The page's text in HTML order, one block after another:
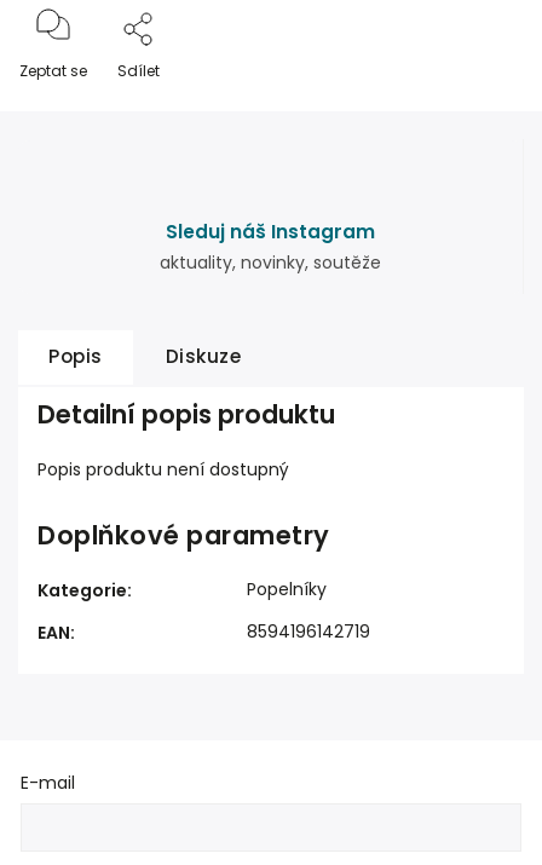
Zeptat se Sdílet
Sleduj náš Instagram
aktuality, novinky, soutěže
Popis Diskuze
Detailní popis produktu
Popis produktu není dostupný
Doplňkové parametry
Kategorie:
Popelníky
EAN: 8594196142719
E-mail